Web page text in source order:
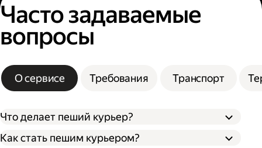
Часто задаваемые
вопросы
О сервисе Требования Транспорт
Что делает пеший курьер?
Как стать пешим курьером?